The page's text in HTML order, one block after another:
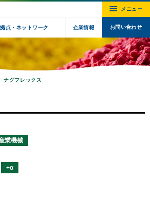
拠点・ネットワーク 企業情報 お問い合わせ
ナグフレックス
業機械
+α